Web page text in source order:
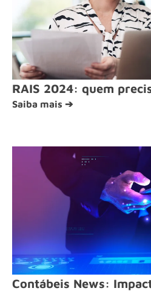
RAIS 2024: quem
Saiba mais ➔
Contábeis News: